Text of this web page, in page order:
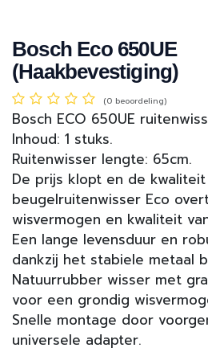
Bosch Eco 650UE
(Haakbevestiging)
(0 beoordeling)
Bosch ECO 650UE
Inhoud: 1 stuks.
Ruitenwisser lengte: 65cm.
De prijs klopt en de
beugelruitenwisser Eco
wisvermogen en kwaliteit
Een lange levensduur en
dankzij het stabiele metaal
Natuurrubber wisser met
voor een grondig
Snelle montage door
universele adapter.